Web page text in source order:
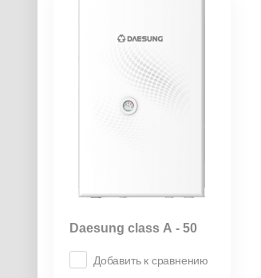
Daesung class А - 50
Добавить к сравнению